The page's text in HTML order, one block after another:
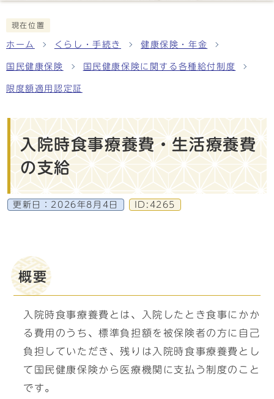
現在位置
ホーム くらし・手続き 健康保険・年金
国民健康保険 国民健康保険に関する各種給付制度
限度額適用認定証
入院時食事療養費・生活療養費
の支給
更新日： 2026年8月4日 ID:4265
概要
入院時食事療養費とは、入院したとき食事にかか
る費用のうち、標準負担額を被保険者の方に自己
負担していただき、残りは入院時食事療養費とし
て国民健康保険から医療機関に支払う制度のこと
です。